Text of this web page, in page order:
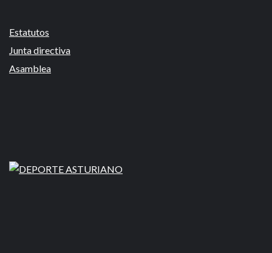
Estatutos
Junta directiva
Asamblea